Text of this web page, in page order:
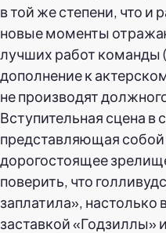
в той же степени, что и
новые моменты
лучших работ
дополнение к
не производят
Вступительная сцена
представляющая собой
дорогостоящее
поверить, что
заплатила», настолько
заставкой «Годзиллы»